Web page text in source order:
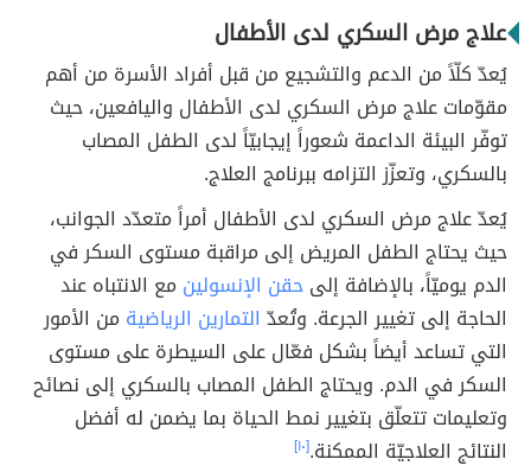
علاج مرض السكري لدى الأطفال
يُعدّ كلّاً من الدعم والتشجيع من قبل أفراد الأسرة من أهم
مقوّمات علاج مرض السكري لدى الأطفال واليافعين، حيث
توفّر البيئة الداعمة شعوراً إيجابيّاً لدى الطفل المصاب
بالسكري، وتعزّز التزامه ببرنامج العلاج.
يُعدّ علاج مرض السكري لدى الأطفال أمراً متعدّد الجوانب،
حيث يحتاج الطفل المريض إلى مراقبة مستوى السكر في
الدم يوميّاً، بالإضافة إلىحقن الإنسولين مع الانتباه عند
الحاجة إلى تغيير الجرعة. وتُعدّ التمارين الرياضية من الأمور
التي تساعد أيضاً بشكل فعّال على السيطرة على مستوى
السكر في الدم. ويحتاج الطفل المصاب بالسكري إلى نصائح
وتعليمات تتعلّق بتغيير نمط الحياة بما يضمن له أفضل
النتائج العلاجيّة الممكنة.[١٠]